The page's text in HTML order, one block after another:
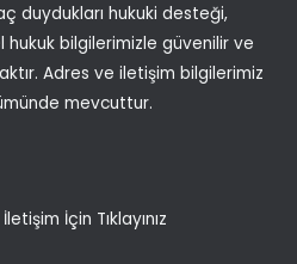
duydukları hukuki desteği,
bilgilerimizle güvenilir ve
Adres ve iletişim bilgilerimiz
mevcuttur.
İçin Tıklayınız